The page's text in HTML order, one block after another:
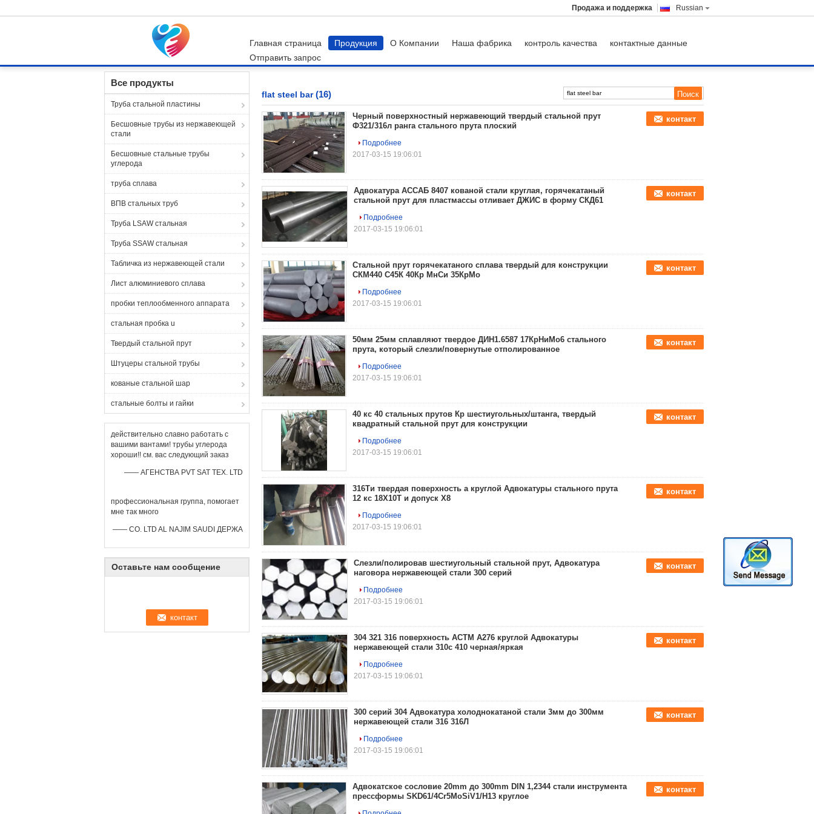
Russian
Продажа и поддержка
Главная страница Продукция О Компании Наша фабрика контроль качества
контактные данные
Отправить запрос
flat steel bar
Все продукты
Труба стальной пластины
Бесшовные трубы из нержавеющей
стали
Бесшовные стальные трубы
углерода
труба сплава
ВПВ стальных труб
Труба LSAW стальная
Труба SSAW стальная
Табличка из нержавеющей стали
Лист алюминиевого сплава
пробки теплообменного аппарата
стальная пробка u
Твердый стальной прут
Штуцеры стальной трубы
кованые стальной шар
стальные болты и гайки
действительно славно работать с
вашими вантами! трубы углерода
хороши!! см. вас следующий заказ
—— АГЕНСТВА PVT SAT TEX. LTD
профессиональная группа, помогает
мне так много
—— CO. LTD AL NAJIM SAUDI ДЕРЖА
Оставьте нам сообщение
flat steel bar (16)
Черный поверхностный нержавеющий твердый стальной прут
Ф321/316л ранга стального прута плоский
контакт
Подробнее
2017-03-15 19:06:01
Адвокатура АССАБ 8407 кованой стали круглая, горячекатаный
стальной прут для пластмассы отливает ДЖИС в форму СКД61
контакт
Подробнее
2017-03-15 19:06:01
Стальной прут горячекатаного сплава твердый для конструкции
СКМ440 С45К 40Кр МнСи 35КрМо
контакт
Подробнее
2017-03-15 19:06:01
50мм 25мм сплавляют твердое ДИН1.6587 17КрНиМо6 стального
прута, который слезли/повернутые отполированное
контакт
Подробнее
2017-03-15 19:06:01
40 кс 40 стальных прутов Кр шестиугольных/штанга, твердый
квадратный стальной прут для конструкции
контакт
Подробнее
2017-03-15 19:06:01
316Ти твердая поверхность а круглой Адвокатуры стального прута
12 кс 18Х10Т и допуск Х8
контакт
Подробнее
2017-03-15 19:06:01
Слезли/полировав шестиугольный стальной прут, Адвокатура
наговора нержавеющей стали 300 серий
контакт
Подробнее
2017-03-15 19:06:01
304 321 316 поверхность АСТМ А276 круглой Адвокатуры
нержавеющей стали 310с 410 черная/яркая
контакт
Подробнее
2017-03-15 19:06:01
300 серий 304 Адвокатура холоднокатаной стали 3мм до 300мм
нержавеющей стали 316 316Л
контакт
Подробнее
2017-03-15 19:06:01
Адвокатское сословие 20mm до 300mm DIN 1,2344 стали инструмента
прессформы SKD61/4Cr5MoSiV1/H13 круглое
контакт